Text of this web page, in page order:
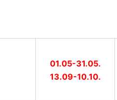
01.05-31.05.
13.09-10.10.